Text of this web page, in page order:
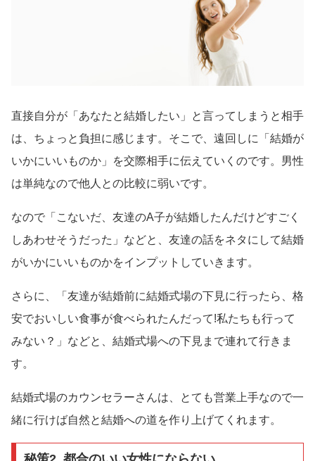
直接自分が「あなたと結婚したい」と言ってしまうと相手
は、ちょっと負担に感じます。そこで、遠回しに「結婚が
いかにいいものか」を交際相手に伝えていくのです。男性
は単純なので他人との比較に弱いです。
なので「こないだ、友達のA子が結婚したんだけどすごく
しあわせそうだった」などと、友達の話をネタにして結婚
がいかにいいものかをインプットしていきます。
さらに、「友達が結婚前に結婚式場の下見に行ったら、格
安でおいしい食事が食べられたんだって!私たちも行って
みない？」などと、結婚式場への下見まで連れて行きま
す。
結婚式場のカウンセラーさんは、とても営業上手なので一
緒に行けば自然と結婚への道を作り上げてくれます。